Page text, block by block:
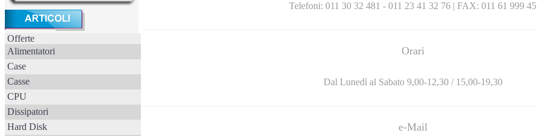
Offerte
Alimentatori
Case
Casse
CPU
Dissipatori
Hard Disk
Telefoni: 011 30 32 481 - 011 23 41 32 76 | FAX: 011 61 999 45
Orari
Dal Lunedì al Sabato 9,00-12,30 / 15,00-19,30
e-Mail